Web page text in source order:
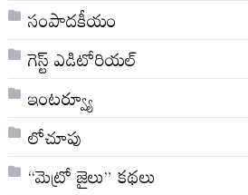
సంపాదకీయం
గెస్ట్ ఎడిటోరియల్
ఇంటర్వ్యూ
లోచూపు
“మెట్రో జైలు” కథలు